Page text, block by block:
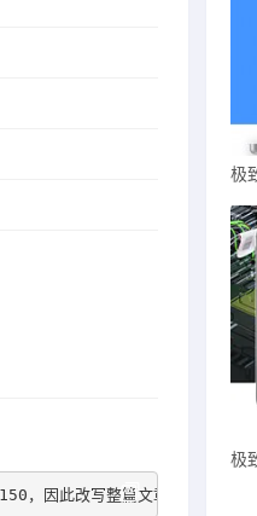
，因此改写整篇文章会多次调用
极
极